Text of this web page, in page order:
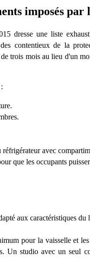
imposés par
dresse une liste
contentieux de la
trois mois au lieu d'un
réfrigérateur avec
que les occupants
é aux caractéristiques du
pour la vaisselle et
Un studio avec un seul